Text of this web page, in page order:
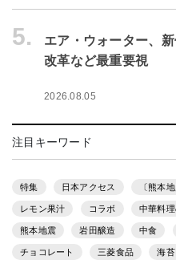
5.
エア・ウォーター、
改革など最重要視
2026.08.05
注目キーワード
特集 日本アクセス 〔熊本
レモン果汁 コラボ 中華料
熊本地震 岩田醸造 中食
チョコレート 三菱食品 海苔